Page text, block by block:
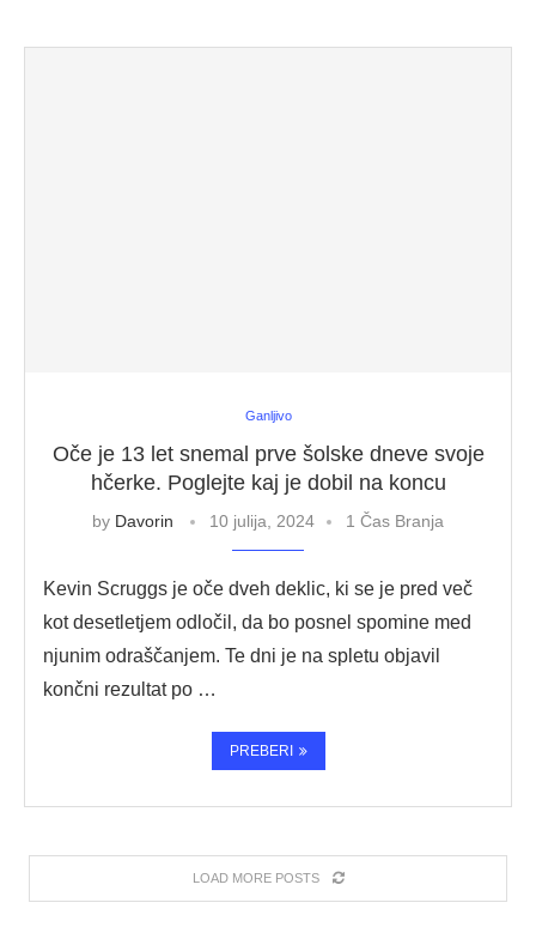
Ganljivo
Oče je 13 let snemal prve šolske dneve svoje
hčerke. Poglejte kaj je dobil na koncu
by Davorin 10 julija, 2024 1 Čas Branja
Kevin Scruggs je oče dveh deklic, ki se je pred več
kot desetletjem odločil, da bo posnel spomine med
njunim odraščanjem. Te dni je na spletu objavil
končni rezultat po …
PREBERI
LOAD MORE POSTS